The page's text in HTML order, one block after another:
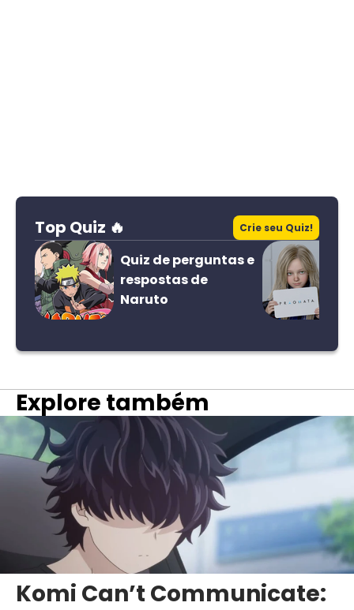
Top Quiz 🔥 Crie seu Quiz!
Quiz de perguntas e
respostas de
Naruto
Explore também
Komi Can’t Communicate: